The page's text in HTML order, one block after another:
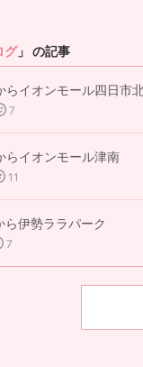
グ」 の記事
らイオンモール四日市
7
らイオンモール津南
11
ら伊勢ララパーク
7